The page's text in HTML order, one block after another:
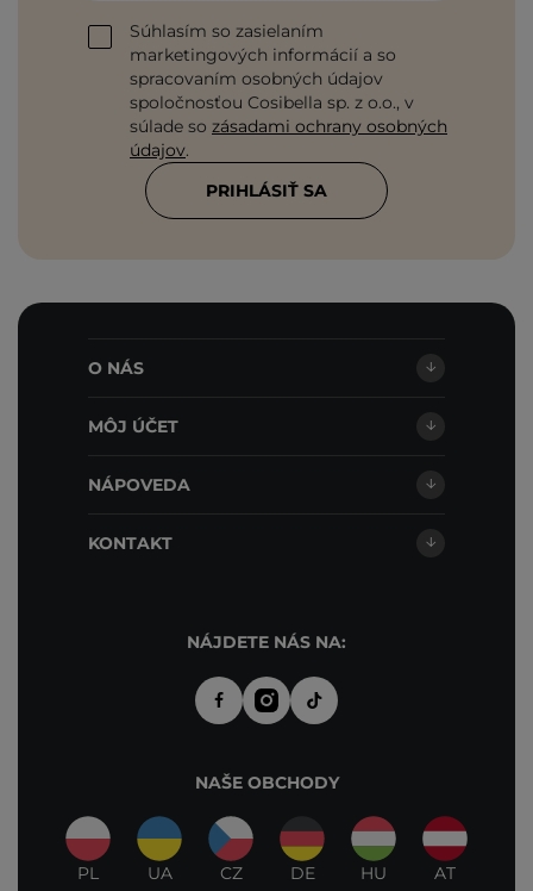
Súhlasím so zasielaním
marketingových informácií a so
spracovaním osobných údajov
spoločnosťou Cosibella sp. z o.o., v
súlade so zásadami ochrany osobných
údajov.
PRIHLÁSIŤ SA
O NÁS
MÔJ ÚČET
NÁPOVEDA
KONTAKT
NÁJDETE NÁS NA:
NAŠE OBCHODY
PL UA CZ DE HU AT